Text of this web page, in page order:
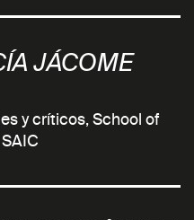
JÁCOME
y críticos, School of